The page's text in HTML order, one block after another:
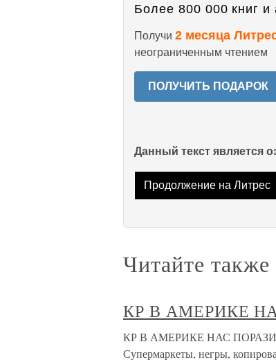
Более 800 000 книг и
Получи 2 месяца
неограниченным чтением
ПОЛУЧИТЬ ПОДАРОК
Данный текст является
Продолжение на Литрес
Читайте также
КР В АМЕРИКЕ
КР В АМЕРИКЕ НАС
Супермаркеты, негры,